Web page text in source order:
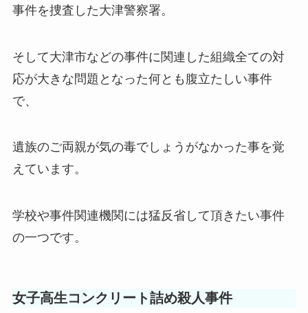
事件を捜査した大津警察署。
そして大津市などの事件に関連した組織全ての対
応が大きな問題となった何とも腹立たしい事件
で、
遺族のご両親が気の毒でしょうがなかった事を覚
えています。
学校や事件関連機関には猛反省して頂きたい事件
の一つです。
女子高生コンクリート詰め殺人事件